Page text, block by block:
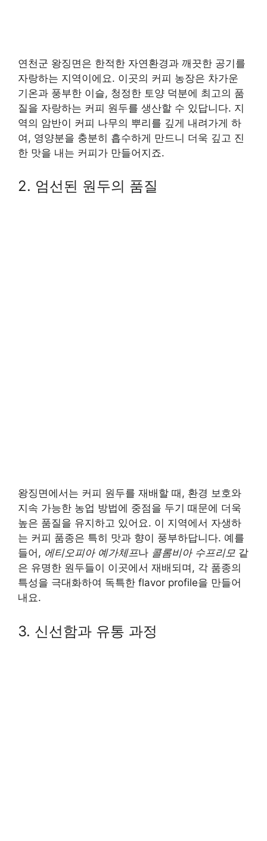
연천군 왕징면은 한적한 자연환경과 깨끗한 공기를
자랑하는 지역이에요. 이곳의 커피 농장은 차가운
기온과 풍부한 이슬, 청정한 토양 덕분에 최고의 품
질을 자랑하는 커피 원두를 생산할 수 있답니다. 지
역의 암반이 커피 나무의 뿌리를 깊게 내려가게 하
여, 영양분을 충분히 흡수하게 만드니 더욱 깊고 진
한 맛을 내는 커피가 만들어지죠.
2. 엄선된 원두의 품질
왕징면에서는 커피 원두를 재배할 때, 환경 보호와
지속 가능한 농업 방법에 중점을 두기 때문에 더욱
높은 품질을 유지하고 있어요. 이 지역에서 자생하
는 커피 품종은 특히 맛과 향이 풍부하답니다. 예를
들어, 에티오피아 예가체프나 콜롬비아 수프리모 같
은 유명한 원두들이 이곳에서 재배되며, 각 품종의
특성을 극대화하여 독특한 flavor profile을 만들어
내요.
3. 신선함과 유통 과정